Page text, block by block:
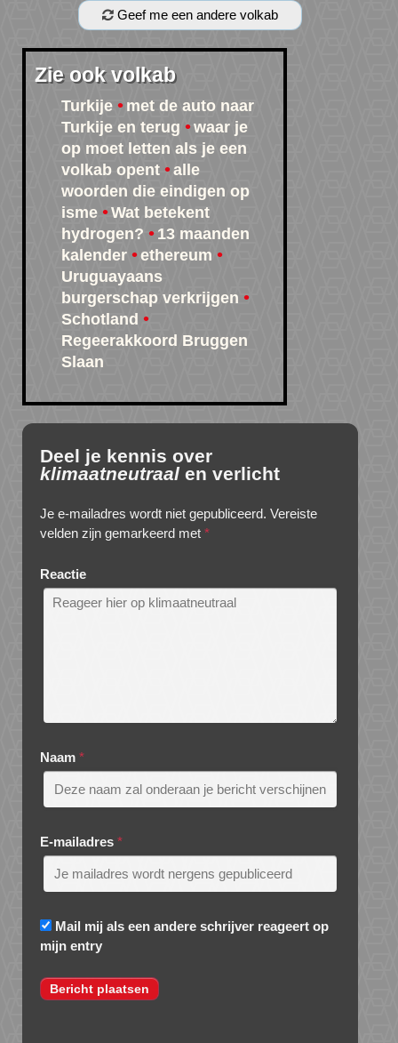
Geef me een andere volkab
Zie ook volkab
Turkije
met de auto naar
Turkije en terug
waar je
op moet letten als je een
volkab opent
alle
woorden die eindigen op
isme
Wat betekent
hydrogen?
13 maanden
kalender
ethereum
Uruguayaans
burgerschap verkrijgen
Schotland
Regeerakkoord Bruggen
Slaan
Deel je kennis over
klimaatneutraal en verlicht
Je e-mailadres wordt niet gepubliceerd. Vereiste
velden zijn gemarkeerd met *
Reactie
Naam *
E-mailadres *
Mail mij als een andere schrijver reageert op
mijn entry